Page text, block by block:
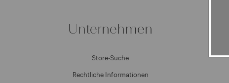
Unternehmen
Store-Suche
Rechtliche Informationen